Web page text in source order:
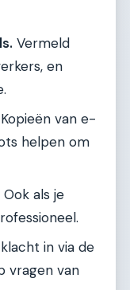
Vermeld
en
Kopieën van e-
helpen om
Ook als je
in via de
vragen van